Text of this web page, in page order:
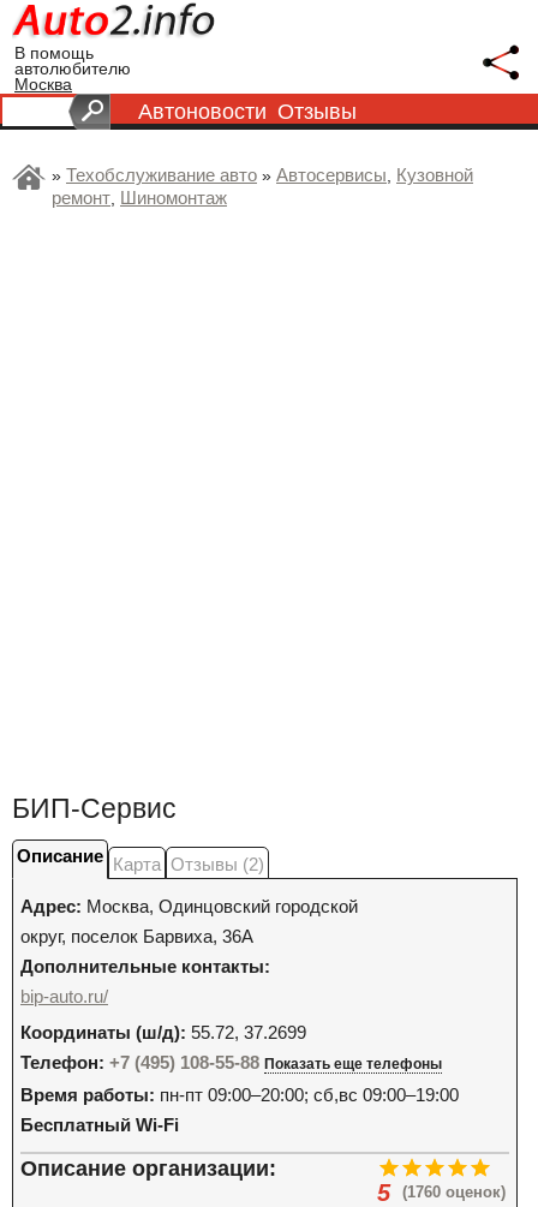
В помощь
автолюбителю
Москва
Автоновости Отзывы
» Техобслуживание авто » Автосервисы, Кузовной
ремонт, Шиномонтаж
БИП-Сервис
Описание Карта Отзывы (2)
Адрес: Москва, Одинцовский городской
округ, поселок Барвиха, 36А
Дополнительные контакты:
bip-auto.ru/
Координаты (ш/д): 55.72, 37.2699
Телефон: +7 (495) 108-55-88 Показать еще телефоны
Время работы: пн-пт 09:00–20:00; сб,вс 09:00–19:00
Бесплатный Wi-Fi
(1760 оценок)
5
Описание организации: